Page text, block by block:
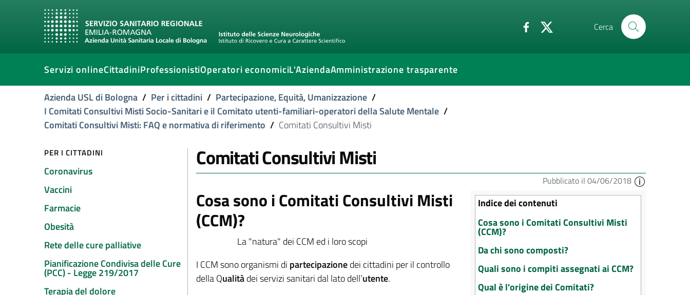
Cerca
Servizi onlineCittadiniProfessionistiOperatori economiciL'AziendaAmministrazione trasparente
Azienda USL di Bologna / Per i cittadini / Partecipazione, Equità, Umanizzazione /
I Comitati Consultivi Misti Socio-Sanitari e il Comitato utenti-familiari-operatori della Salute Mentale /
Comitati Consultivi Misti: FAQ e normativa di riferimento / Comitati Consultivi Misti
PER I CITTADINI
Coronavirus
Vaccini
Farmacie
Obesità
Rete delle cure palliative
Pianificazione Condivisa delle Cure
(PCC) - Legge 219/2017
Terapia del dolore
Comitati Consultivi Misti
Pubblicato il 04/06/2018
Indice dei contenuti
Cosa sono i Comitati Consultivi Misti
(CCM)?
Da chi sono composti?
Quali sono i compiti assegnati ai CCM?
Qual è l'origine dei Comitati?
Cosa sono i Comitati Consultivi Misti
(CCM)?
La "natura" dei CCM ed i loro scopi
I CCM sono organismi di partecipazionedei cittadini per il controllo
della Qualitàdei servizi sanitari dal lato dell’utente.